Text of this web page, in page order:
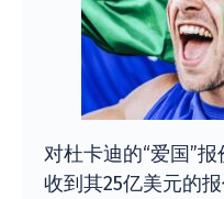
对杜卡迪的“爱国”
收到其25亿美元的